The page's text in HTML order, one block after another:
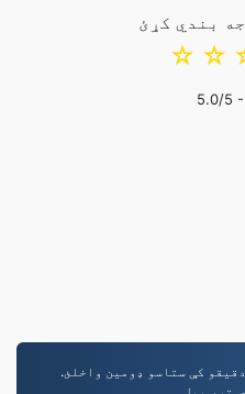
بندي کړئ
☆
☆
5.0/5 -
کې ستاسو ډومین واخلئ.